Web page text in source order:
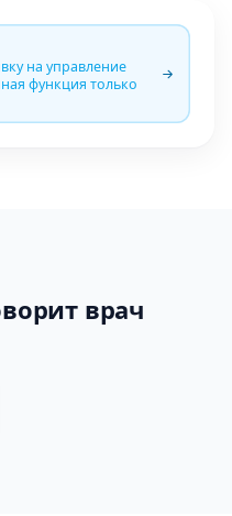
на управление
функция только
врач